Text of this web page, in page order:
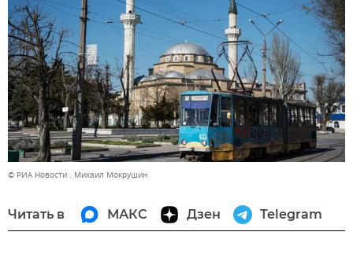
© РИА Новости . Михаил Мокрушин
Читать в МАКС Дзен Telegram